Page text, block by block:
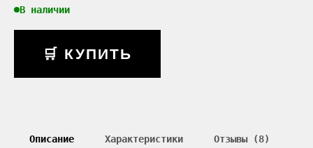
В наличии
🛒 КУПИТЬ
Описание Характеристики Отзывы (8)